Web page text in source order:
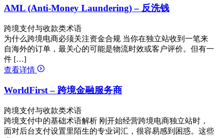
AML (Anti-Money Laundering) – 反洗钱
跨境支付与收款类术语
为什么跨境电商必须关注资金合规 当你在独立站收到一笔来
自海外的订单，最关心的可能是物流时效或客户评价。但有一
件 […]
查看详情
WorldFirst – 跨境金融服务商
跨境支付与收款类术语
跨境支付中的基础术语解析 刚开始经营跨境电商独立站时，
面对后台支付设置里陌生的专业词汇，很容易感到困惑。这些